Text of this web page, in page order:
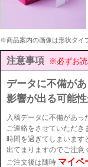
※商品案内の画像は形状タイ
注意事項 ※必ずお読
データに不備が
影響が出る可能性
入稿データに不備があっ
ご連絡をさせていただき
時間を過ぎてしまいます
出てまりますのでご注意
ご注文後は随時 マイペ